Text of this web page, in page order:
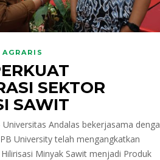
SEKTOR
SAWIT
Universitas Andalas bekerjasama
University telah mengangkatkan
Minyak Sawit menjadi Produk